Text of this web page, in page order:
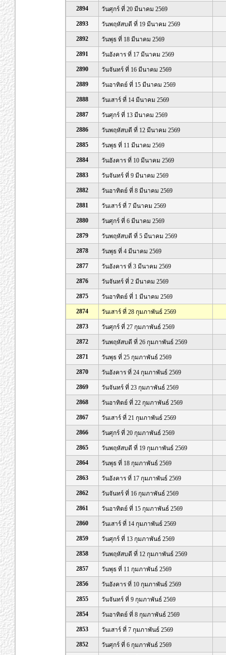
2894 วันศุกร์ ที่ 20 มีนาคม 2569
2893 วันพฤหัสบดี ที่ 19 มีนาคม 2569
2892 วันพุธ ที่ 18 มีนาคม 2569
2891 วันอังคาร ที่ 17 มีนาคม 2569
2890 วันจันทร์ ที่ 16 มีนาคม 2569
2889 วันอาทิตย์ ที่ 15 มีนาคม 2569
2888 วันเสาร์ ที่ 14 มีนาคม 2569
2887 วันศุกร์ ที่ 13 มีนาคม 2569
2886 วันพฤหัสบดี ที่ 12 มีนาคม 2569
2885 วันพุธ ที่ 11 มีนาคม 2569
2884 วันอังคาร ที่ 10 มีนาคม 2569
2883 วันจันทร์ ที่ 9 มีนาคม 2569
2882 วันอาทิตย์ ที่ 8 มีนาคม 2569
2881 วันเสาร์ ที่ 7 มีนาคม 2569
2880 วันศุกร์ ที่ 6 มีนาคม 2569
2879 วันพฤหัสบดี ที่ 5 มีนาคม 2569
2878 วันพุธ ที่ 4 มีนาคม 2569
2877 วันอังคาร ที่ 3 มีนาคม 2569
2876 วันจันทร์ ที่ 2 มีนาคม 2569
2875 วันอาทิตย์ ที่ 1 มีนาคม 2569
2874 วันเสาร์ ที่ 28 กุมภาพันธ์ 2569
2873 วันศุกร์ ที่ 27 กุมภาพันธ์ 2569
2872 วันพฤหัสบดี ที่ 26 กุมภาพันธ์ 2569
2871 วันพุธ ที่ 25 กุมภาพันธ์ 2569
2870 วันอังคาร ที่ 24 กุมภาพันธ์ 2569
2869 วันจันทร์ ที่ 23 กุมภาพันธ์ 2569
2868 วันอาทิตย์ ที่ 22 กุมภาพันธ์ 2569
2867 วันเสาร์ ที่ 21 กุมภาพันธ์ 2569
2866 วันศุกร์ ที่ 20 กุมภาพันธ์ 2569
2865 วันพฤหัสบดี ที่ 19 กุมภาพันธ์ 2569
2864 วันพุธ ที่ 18 กุมภาพันธ์ 2569
2863 วันอังคาร ที่ 17 กุมภาพันธ์ 2569
2862 วันจันทร์ ที่ 16 กุมภาพันธ์ 2569
2861 วันอาทิตย์ ที่ 15 กุมภาพันธ์ 2569
2860 วันเสาร์ ที่ 14 กุมภาพันธ์ 2569
2859 วันศุกร์ ที่ 13 กุมภาพันธ์ 2569
2858 วันพฤหัสบดี ที่ 12 กุมภาพันธ์ 2569
2857 วันพุธ ที่ 11 กุมภาพันธ์ 2569
2856 วันอังคาร ที่ 10 กุมภาพันธ์ 2569
2855 วันจันทร์ ที่ 9 กุมภาพันธ์ 2569
2854 วันอาทิตย์ ที่ 8 กุมภาพันธ์ 2569
2853 วันเสาร์ ที่ 7 กุมภาพันธ์ 2569
2852 วันศุกร์ ที่ 6 กุมภาพันธ์ 2569